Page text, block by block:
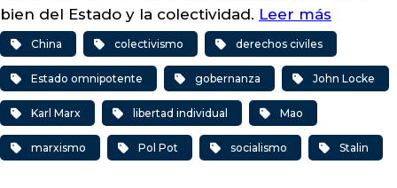
bien del Estado y la colectividad. Leer más
China colectivismo derechos civiles
Estado omnipotente gobernanza John Locke
Karl Marx libertad individual Mao
marxismo Pol Pot socialismo Stalin